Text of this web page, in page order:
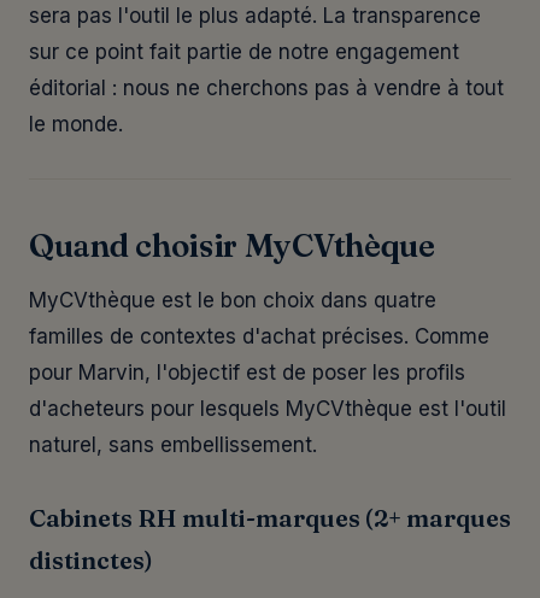
sera pas l'outil le plus adapté. La transparence
sur ce point fait partie de notre engagement
éditorial : nous ne cherchons pas à vendre à tout
le monde.
Quand choisir MyCVthèque
MyCVthèque est le bon choix dans quatre
familles de contextes d'achat précises. Comme
pour Marvin, l'objectif est de poser les profils
d'acheteurs pour lesquels MyCVthèque est l'outil
naturel, sans embellissement.
Cabinets RH multi-marques (2+ marques
distinctes)